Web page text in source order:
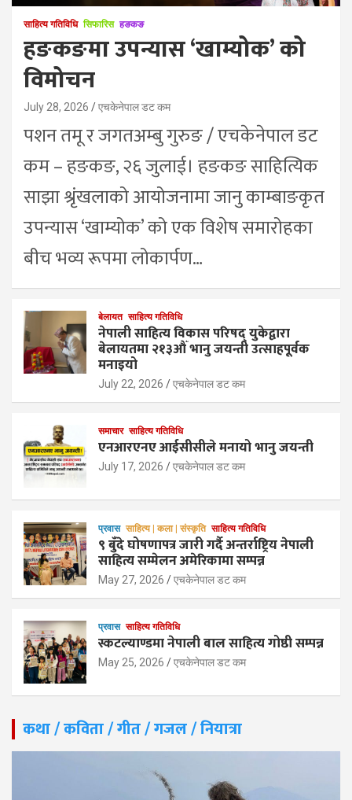
साहित्य गतिविधि सिफारिस हङकङ
हङकङमा उपन्यास ‘खाम्योक’ को
विमोचन
July 28, 2026 एचकेनेपाल डट कम
पशन तमू र जगतअम्बु गुरुङ / एचकेनेपाल डट
कम – हङकङ, २६ जुलाई। हङकङ साहित्यिक
साझा श्रृंखलाको आयोजनामा जानु काम्बाङकृत
उपन्यास ‘खाम्योक’ को एक विशेष समारोहका
बीच भव्य रूपमा लोकार्पण…
बेलायत साहित्य गतिविधि
नेपाली साहित्य विकास परिषद् युकेद्वारा
बेलायतमा २१३औँ भानु जयन्ती उत्साहपूर्वक
मनाइयो
July 22, 2026 एचकेनेपाल डट कम
समाचार साहित्य गतिविधि
एनआरएनए आईसीसीले मनायो भानु जयन्ती
July 17, 2026 एचकेनेपाल डट कम
प्रवास साहित्य | कला | संस्कृति साहित्य गतिविधि
९ बुँदे घोषणापत्र जारी गर्दै अन्तर्राष्ट्रिय नेपाली
साहित्य सम्मेलन अमेरिकामा सम्पन्न
May 27, 2026 एचकेनेपाल डट कम
प्रवास साहित्य गतिविधि
स्कटल्याण्डमा नेपाली बाल साहित्य गोष्ठी सम्पन्न
May 25, 2026 एचकेनेपाल डट कम
कथा / कविता / गीत / गजल / नियात्रा